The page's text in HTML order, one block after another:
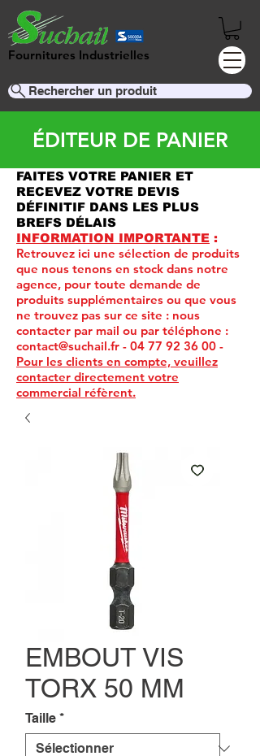
Fournitures Industrielles
Rechercher un produit
ÉDITEUR DE PANIER
FAITES VOTRE PANIER ET
RECEVEZ VOTRE DEVIS
DÉFINITIF DANS LES PLUS
BREFS DÉLAIS
INFORMATION IMPORTANTE :
Retrouvez ici une sélection de produits
que nous tenons en stock dans notre
agence, pour toute demande de
produits supplémentaires ou que vous
ne trouvez pas sur ce site : nous
contacter par mail ou par téléphone :
contact@suchail.fr - 04 77 92 36 00 -
Pour les clients en compte, veuillez
contacter directement votre
commercial réfèrent.
EMBOUT VIS
TORX 50 MM
Taille *